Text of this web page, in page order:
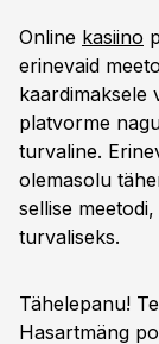
Online kasiino
erinevaid
kaardimaksele
platvorme
turvaline.
olemasolu
sellise
turvaliseks.
Tähelepanu!
Hasartmäng